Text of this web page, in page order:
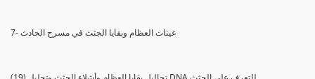
7- عينات العظام وبقايا الجثث في مسرح الحادث